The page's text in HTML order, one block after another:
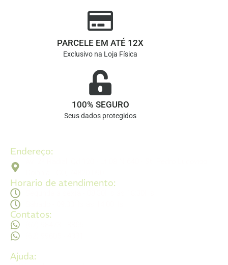
PARCELE EM ATÉ 12X
Exclusivo na Loja Física
100% SEGURO
Seus dados protegidos
Endereço:
Horario de atendimento:
Contatos:
Ajuda: